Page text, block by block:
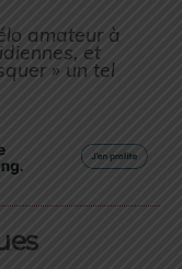
amateur à
et
» un tel